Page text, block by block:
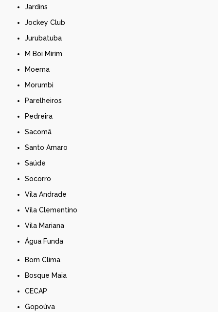
Jardins
Jockey Club
Jurubatuba
M Boi Mirim
Moema
Morumbi
Parelheiros
Pedreira
Sacomã
Santo Amaro
Saúde
Socorro
Vila Andrade
Vila Clementino
Vila Mariana
Água Funda
Bom Clima
Bosque Maia
CECAP
Gopoúva